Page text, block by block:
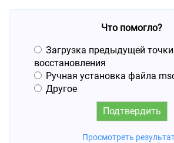
Что помогло?
Загрузка предыдущей точки
восстановления
Ручная установка файла
Другое
Просмотреть